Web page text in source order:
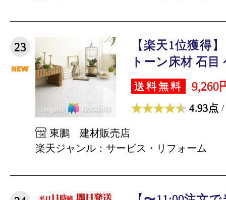
23
【楽天1位獲得
トーン床材 石目
送料無料 9,260
4.93点 /
東鵬 建材販売店
楽天ジャンル：サービス・リフォーム